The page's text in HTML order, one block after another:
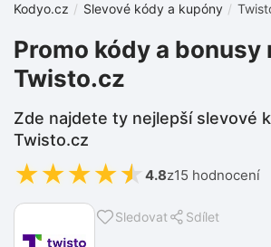
Kodyo.cz Slevové kódy a kupóny
Sledovat Sdílet
Promo kódy a bonusy
Twisto.cz
Zde najdete ty nejlepší slevové
Twisto.cz
★★★★★ 4.8z15 hodnocení